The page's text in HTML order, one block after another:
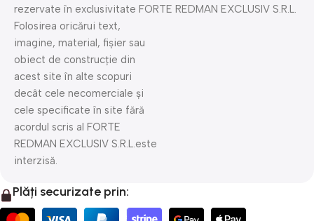
rezervate în exclusivitate FORTE REDMAN EXCLUSIV S.R.L.
Folosirea oricărui text,
imagine, material, fișier sau
obiect de construcție din
acest site în alte scopuri
decât cele necomerciale și
cele specificate în site fără
acordul scris al FORTE
REDMAN EXCLUSIV S.R.L.este
interzisă.
Plăți securizate prin: